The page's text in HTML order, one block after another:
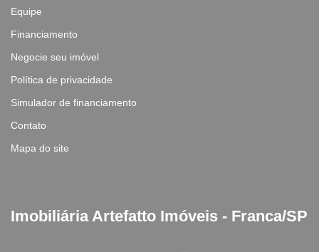
Equipe
Financiamento
Negocie seu imóvel
Política de privacidade
Simulador de financiamento
Contato
Mapa do site
Imobiliária Artefatto Imóveis - Franca/SP